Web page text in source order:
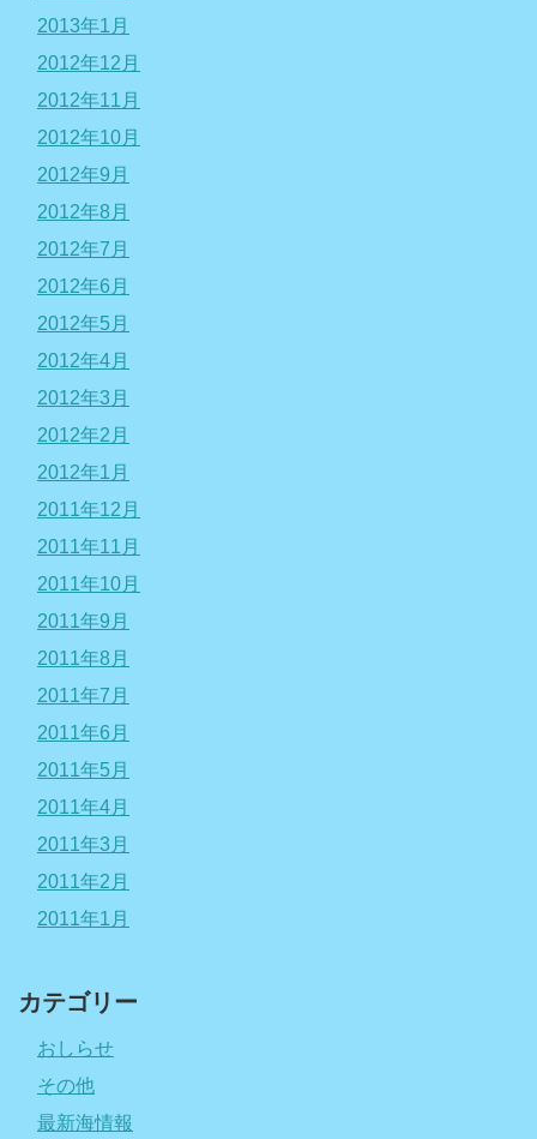
2013年1月
2012年12月
2012年11月
2012年10月
2012年9月
2012年8月
2012年7月
2012年6月
2012年5月
2012年4月
2012年3月
2012年2月
2012年1月
2011年12月
2011年11月
2011年10月
2011年9月
2011年8月
2011年7月
2011年6月
2011年5月
2011年4月
2011年3月
2011年2月
2011年1月
カテゴリー
おしらせ
その他
最新海情報